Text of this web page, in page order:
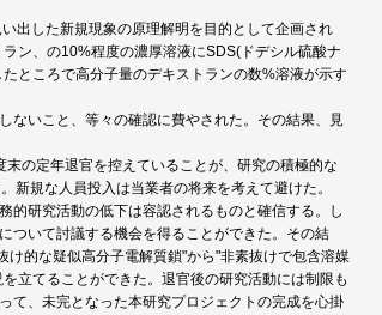
出した新規現象の原理解明を目的として企画され
ン、の10%程度の濃厚溶液にSDS(ドデシル硫酸ナ
ところで高分子量のデキストランの数%溶液が示す
ないこと、等々の確認に費やされた。その結果、見
の定年退官を控えていることが、研究の積極的な
新規な人員投入は当業者の将来を考えて避けた。
的研究活動の低下は容認されるものと確信する。し
ついて討議する機会を得ることができた。その結
的な疑似高分子電解質鎖"から"非素抜けで包含溶媒
立てることができた。退官後の研究活動には制限も
て、未完となった本研究プロジェクトの完成を心掛